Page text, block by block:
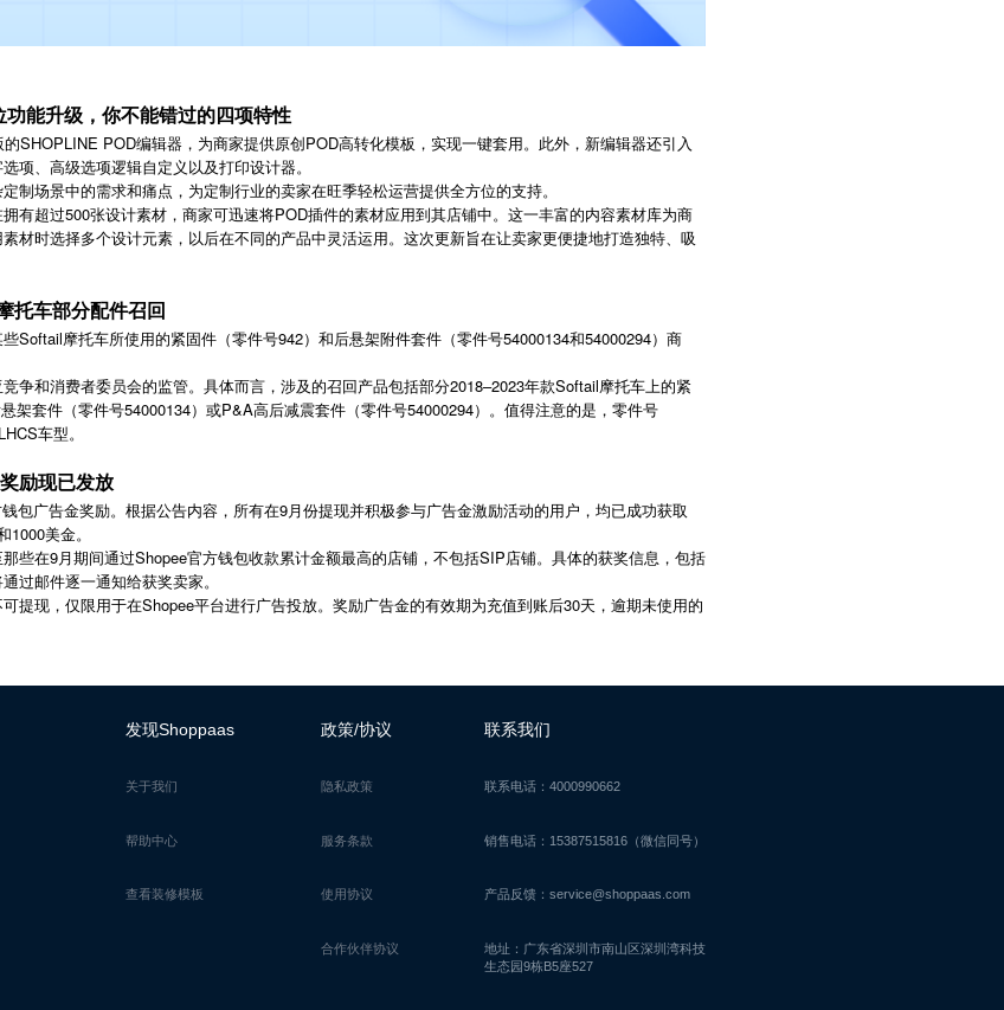
能升级，你不能错过的四项特性
SHOPLINE POD编辑器，为商家提供原创POD高转化模板，实现一键套用。此外，新编辑器还引入
项、高级选项逻辑自定义以及打印设计器。
制场景中的需求和痛点，为定制行业的卖家在旺季轻松运营提供全方位的支持。
有超过500张设计素材，商家可迅速将POD插件的素材应用到其店铺中。这一丰富的内容素材库为商
材时选择多个设计元素，以后在不同的产品中灵活运用。这次更新旨在让卖家更便捷地打造独特、吸
托车部分配件召回
Softail摩托车所使用的紧固件（零件号942）和后悬架附件套件（零件号54000134和54000294）商
争和消费者委员会的监管。具体而言，涉及的召回产品包括部分2018–2023年款Softail摩托车上的紧
架套件（零件号54000134）或P&A高后减震套件（零件号54000294）。值得注意的是，零件号
车型。
励现已发放
包广告金奖励。根据公告内容，所有在9月份提现并积极参与广告金激励活动的用户，均已成功获取
美金。
些在9月期间通过Shopee官方钱包收款累计金额最高的店铺，不包括SIP店铺。具体的获奖信息，包括
过邮件逐一通知给获奖卖家。
提现，仅限用于在Shopee平台进行广告投放。奖励广告金的有效期为充值到账后30天，逾期未使用的
发现Shoppaas
关于我们
帮助中心
查看装修模板
政策/协议
隐私政策
服务条款
使用协议
合作伙伴协议
联系我们
联系电话：4000990662
销售电话：15387515816（微信同号）
产品反馈：service@shoppaas.com
地址：广东省深圳市南山区深圳湾科技
生态园9栋B5座527